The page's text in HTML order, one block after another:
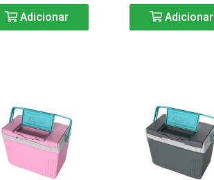
Adicionar Adicionar